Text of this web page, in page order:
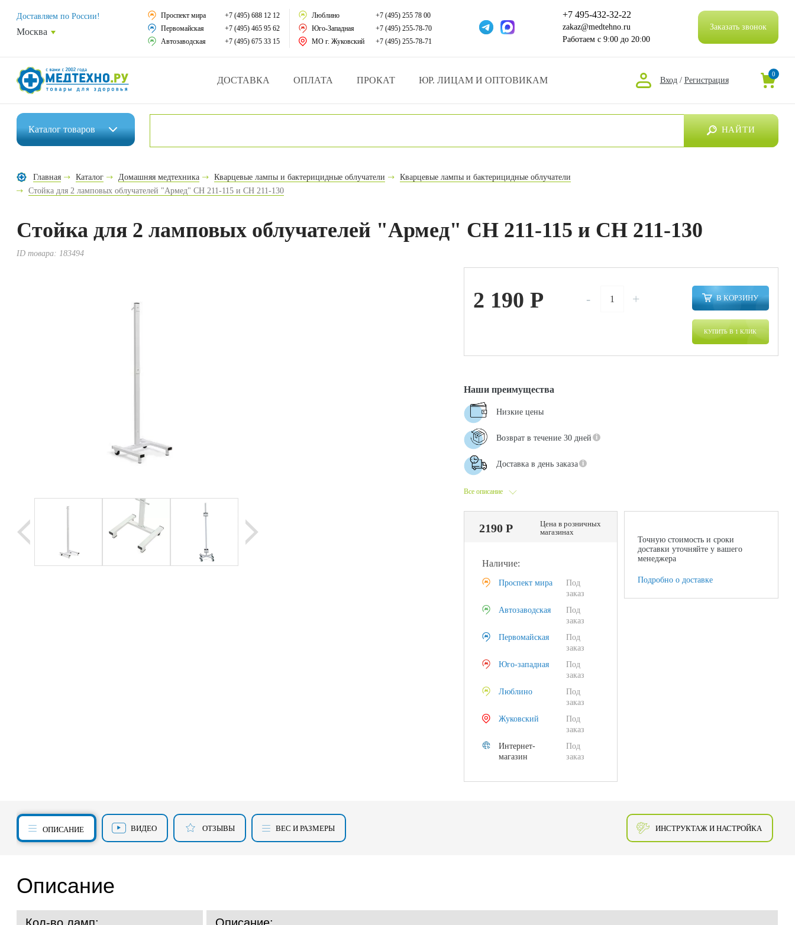
Средства реабилитации
Средства по уходу за больными
Домашняя медтехника
Товары для врачей и мед.учреждений
Уникальные и полезные товары
Доставляем по России!
Москва
Проспект мира
+7 (495) 688 12 12
Первомайская
+7 (495) 465 95 62
Автозаводская
+7 (495) 675 33 15
Люблино
+7 (495) 255 78 00
Юго-Западная
+7 (495) 255-78-70
МО г. Жуковский
+7 (495) 255-78-71
+7 495-432-32-22
zakaz@medtehno.ru
Работаем с 9:00 до 20:00
Заказать звонок
ДОСТАВКА ОПЛАТА ПРОКАТ ЮР. ЛИЦАМ И ОПТОВИКАМ Вход / Регистрация
0
Каталогтоваров
Средства реабилитации
Ортопедические изделия
Товары для врачей и мед.учреждений
НАЙТИ
Главная Каталог Домашняя медтехника Кварцевые лампы и бактерицидные облучатели
Кварцевые лампы и бактерицидные облучатели
Стойка для 2 ламповых облучателей "Армед" CH 211-115 и CH 211-130
Стойка для 2 ламповых облучателей "Армед" CH 211-115 и CH 211-130
ID товара: 183494
2 190 P - + В КОРЗИНУ
КУПИТЬ В 1 КЛИК
Все описание
Наши преимущества
Низкие цены
Возврат в течение 30 дней
Доставка в день заказа
2190 Р
Цена в розничных
магазинах
Наличие:
Проспект мира
Под
заказ
Автозаводская
Под
заказ
Первомайская
Под
заказ
Юго-западная
Под
заказ
Люблино
Под
заказ
Жуковский
Под
заказ
Интернет-
магазин
Под
заказ
Точную стоимость и сроки
доставки уточняйте у вашего
менеджера
Подробно о доставке
ОПИСАНИЕ ВИДЕО ОТЗЫВЫ ВЕС И РАЗМЕРЫ ИНСТРУКТАЖ И НАСТРОЙКА
Описание